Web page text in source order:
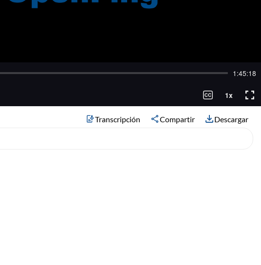
Transcripción Compartir Descargar